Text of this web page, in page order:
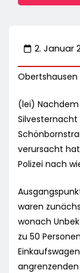
2. Januar
(lei)
verursacht
Polizei nach
waren
wonach
zu 50